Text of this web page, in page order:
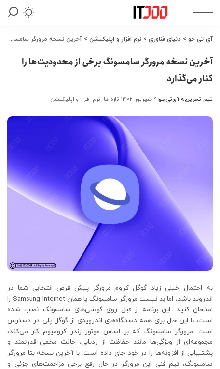
آی تی جو > دنیای فناوری > نرم افزار و اپلیکیشن > آخرین نسخه مرورگر سامسونگ برخی از محدودیت‌ها را کنار می‌گذارد
آخرین نسخه مرورگر سامسونگ برخی از محدودیت‌ها را
کنار می‌گذارد
ارسال
توسط
تیم تحریریه آی‌تی‌جو ۹ شهریور ۱۴۰۲ تازه ها نرم افزار و اپلیکیشن
به احتمال خیلی زیاد گوگل کروم مرورگر پیش فرض انتخابی شما در
اندروید باشد، اما بد نیست مرورگر سامسونگ یا همان Samsung Internet را
امتحان کنید. این برنامه از قبل روی گوشی‌های سامسونگ نصب شده
است، با این حال برای همه دستگاه‌های اندرویدی از گوگل پلی در دسترس
است. مرورگر سامسونگ که بر اساس موتور رندر کرومیوم کار می‌کند،
مجموعه‌ای از ویژگی‌ها مانند حفاظت از ردیابی، حالت مخفی قدرتمند و
پشتیبانی از افزونه‌ها را در خود جای داده است. با آخرین نسخه بتا مرورگر
سامسونگ، تیم فنی این مرورگر در حال رفع برخی مزاحمت‌های جزئی و